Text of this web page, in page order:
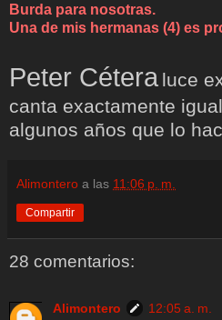
Burda para nosotras.
Una de mis hermanas (4) es
Peter Cétera luce
canta exactamente
algunos años que lo
Alimontero a las 11:06 p. m.
Compartir
28 comentarios:
Alimontero
12:05 a. m.